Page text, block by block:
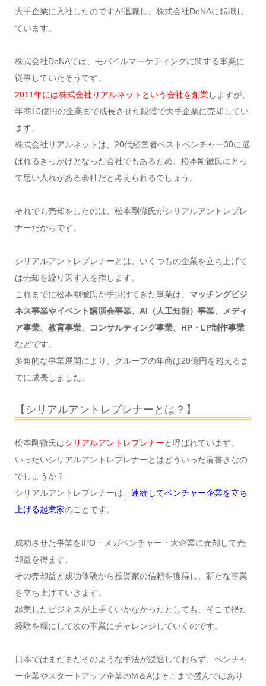
大手企業に入社したのですが退職し、株式会社DeNAに転職し
ています。
株式会社DeNAでは、モバイルマーケティングに関する事業に
従事していたそうです。
2011年には株式会社リアルネットという会社を創業しますが、
年商10億円の企業まで成長させた段階で大手企業に売却してい
ます。
株式会社リアルネットは、20代経営者ベストベンチャー30に選
ばれるきっかけとなった会社でもあるため、松本剛徹氏にとっ
て思い入れがある会社だと考えられるでしょう。
それでも売却をしたのは、松本剛徹氏がシリアルアントレプレ
ナーだからです。
シリアルアントレプレナーとは、いくつもの企業を立ち上げて
は売却を繰り返す人を指します。
これまでに松本剛徹氏が手掛けてきた事業は、 マッチングビジ
ネス事業やイベント講演会事業、AI（人工知能）事業、メディ
ア事業、教育事業、コンサルティング事業、HP・LP制作事業
などです。
多角的な事業展開により、グループの年商は20億円を超えるま
でに成長しました。
【シリアルアントレプレナーとは？】
松本剛徹氏はシリアルアントレプレナーと呼ばれています。
いったいシリアルアントレプレナーとはどういった肩書きなの
でしょうか？
シリアルアントレプレナーは、 連続してベンチャー企業を立ち
上げる起業家のことです。
成功させた事業をIPO・メガベンチャー・大企業に売却して売
却益を得ます。
その売却益と成功体験から投資家の信頼を獲得し、新たな事業
を立ち上げていきます。
起業したビジネスが上手くいかなかったとしても、そこで得た
経験を糧にして次の事業にチャレンジしていくのです。
日本ではまだまだそのような手法が浸透しておらず、ベンチャ
ー企業やスタートアップ企業のM＆Aはそこまで盛んではあり